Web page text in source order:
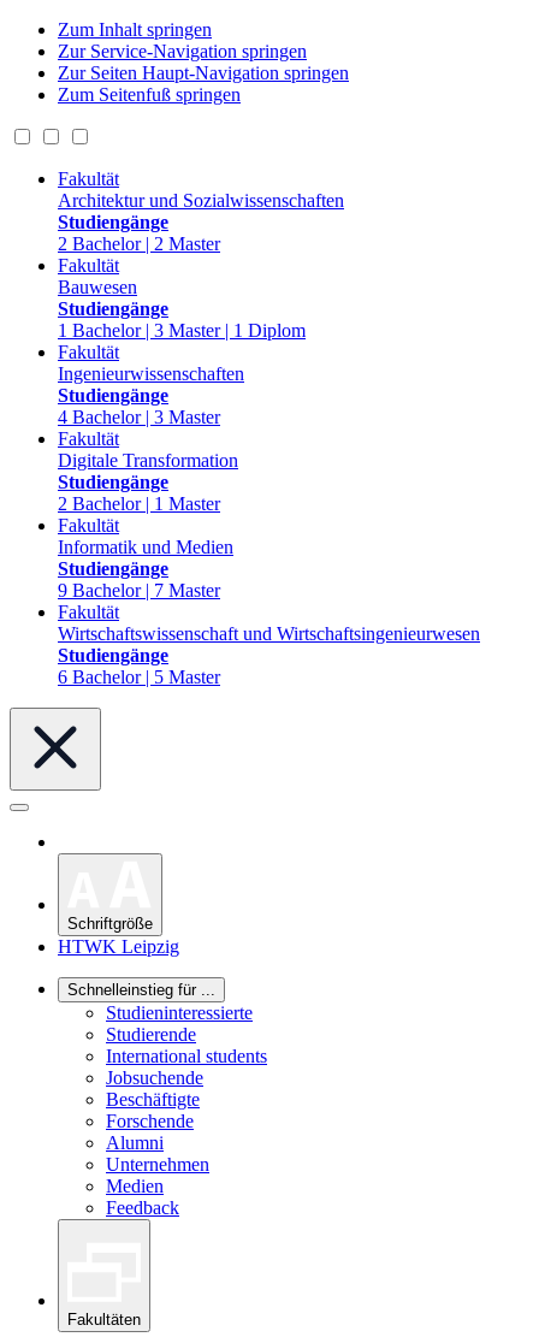
Zum Inhalt springen
Zur Service-Navigation springen
Zur Seiten Haupt-Navigation springen
Zum Seitenfuß springen
Fakultät
Architektur und Sozialwissenschaften
Studiengänge
2 Bachelor | 2 Master
Fakultät
Bauwesen
Studiengänge
1 Bachelor | 3 Master | 1 Diplom
Fakultät
Ingenieurwissenschaften
Studiengänge
4 Bachelor | 3 Master
Fakultät
Digitale Transformation
Studiengänge
2 Bachelor | 1 Master
Fakultät
Informatik und Medien
Studiengänge
9 Bachelor | 7 Master
Fakultät
Wirtschaftswissenschaft und Wirtschaftsingenieurwesen
Studiengänge
6 Bachelor | 5 Master
Schriftgröße
HTWK Leipzig
Schnelleinstieg für ...
Studieninteressierte
Studierende
International students
Jobsuchende
Beschäftigte
Forschende
Alumni
Unternehmen
Medien
Feedback
Fakultäten